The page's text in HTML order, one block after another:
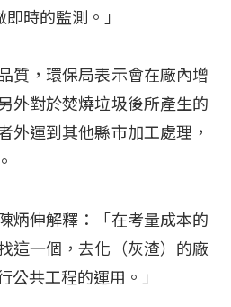
時的監測。」
質，環保局表示會在廠內增
外對於焚燒垃圾後所產生的
外運到其他縣市加工處理，
炳伸解釋：「在考量成本的
這一個，去化（灰渣）的廠
公共工程的運用。」